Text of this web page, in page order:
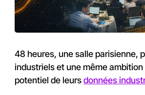
48 heures, une salle parisienne,
industriels et une même
potentiel de leursdonnées